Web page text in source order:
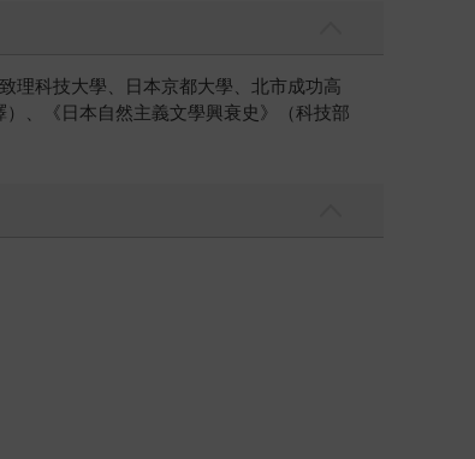
理科技大學、日本京都大學、北市成功高
、《日本自然主義文學興衰史》（科技部